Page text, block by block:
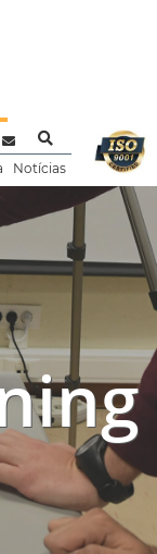
de Gestão de
Webmail
Notícias